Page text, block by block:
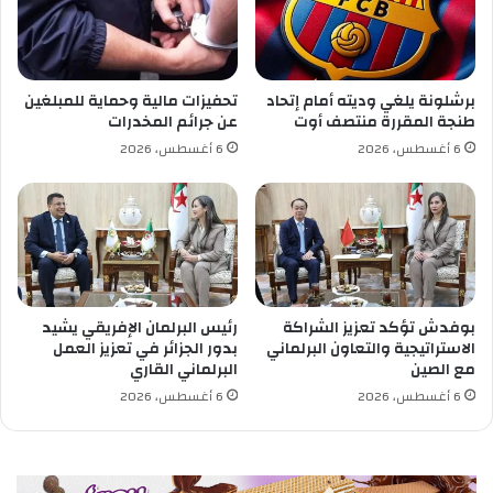
ر
2
1
ل
ا
ي
ة
برشلونة يلغي وديته أمام إتحاد
طنجة المقررة منتصف أوت
6 أغسطس، 2026
تحفيزات مالية وحماية للمبلغين
عن جرائم المخدرات
6 أغسطس، 2026
بوفدش تؤكد تعزيز الشراكة
الاستراتيجية والتعاون البرلماني
مع الصين
6 أغسطس، 2026
رئيس البرلمان الإفريقي يشيد
بدور الجزائر في تعزيز العمل
البرلماني القاري
6 أغسطس، 2026